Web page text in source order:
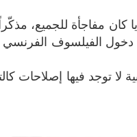
مفاجأة للجميع،
الفيلسوف الفرنسي
لا توجد فيها إصلاحات